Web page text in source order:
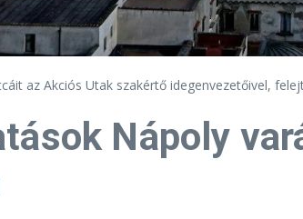
az Akciós Utak szakértő idegenvezetőivel,
Nápoly